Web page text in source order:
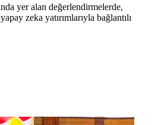
yer alan değerlendirmelerde,
zeka yatırımlarıyla bağlantılı